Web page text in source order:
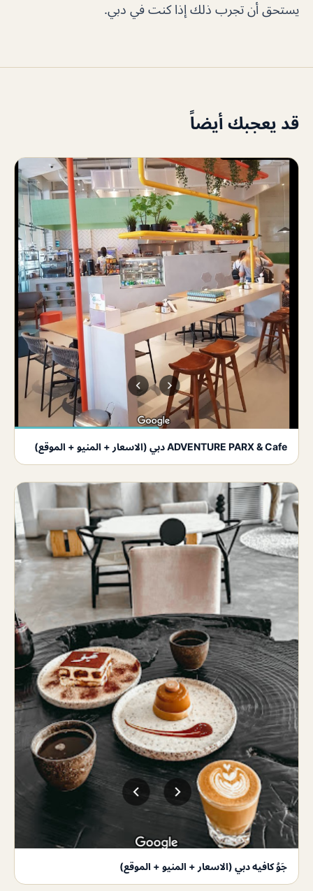
يستحق أن تجرب ذلك إذا كنت في دبي.
قد يعجبك أيضاً
ADVENTURE PARX & Cafe دبي (الاسعار + المنيو + الموقع)
جَوُ كافيه دبي (الاسعار + المنيو + الموقع)